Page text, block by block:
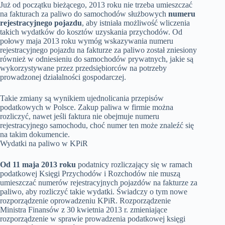
Już od początku bieżącego, 2013 roku nie trzeba umieszczać
na fakturach za paliwo do samochodów służbowych numeru
rejestracyjnego pojazdu, aby istniała możliwość wliczenia
takich wydatków do kosztów uzyskania przychodów. Od
połowy maja 2013 roku wymóg wskazywania numeru
rejestracyjnego pojazdu na fakturze za paliwo został zniesiony
również w odniesieniu do samochodów prywatnych, jakie są
wykorzystywane przez przedsiębiorców na potrzeby
prowadzonej działalności gospodarczej.
Takie zmiany są wynikiem ujednolicania przepisów
podatkowych w Polsce. Zakup paliwa w firmie można
rozliczyć, nawet jeśli faktura nie obejmuje numeru
rejestracyjnego samochodu, choć numer ten może znaleźć się
na takim dokumencie.
Wydatki na paliwo w KPiR
Od 11 maja 2013 roku podatnicy rozliczający się w ramach
podatkowej Księgi Przychodów i Rozchodów nie muszą
umieszczać numerów rejestracyjnych pojazdów na fakturze za
paliwo, aby rozliczyć takie wydatki. Świadczy o tym nowe
rozporządzenie oprowadzeniu KPiR. Rozporządzenie
Ministra Finansów z 30 kwietnia 2013 r. zmieniające
rozporządzenie w sprawie prowadzenia podatkowej księgi